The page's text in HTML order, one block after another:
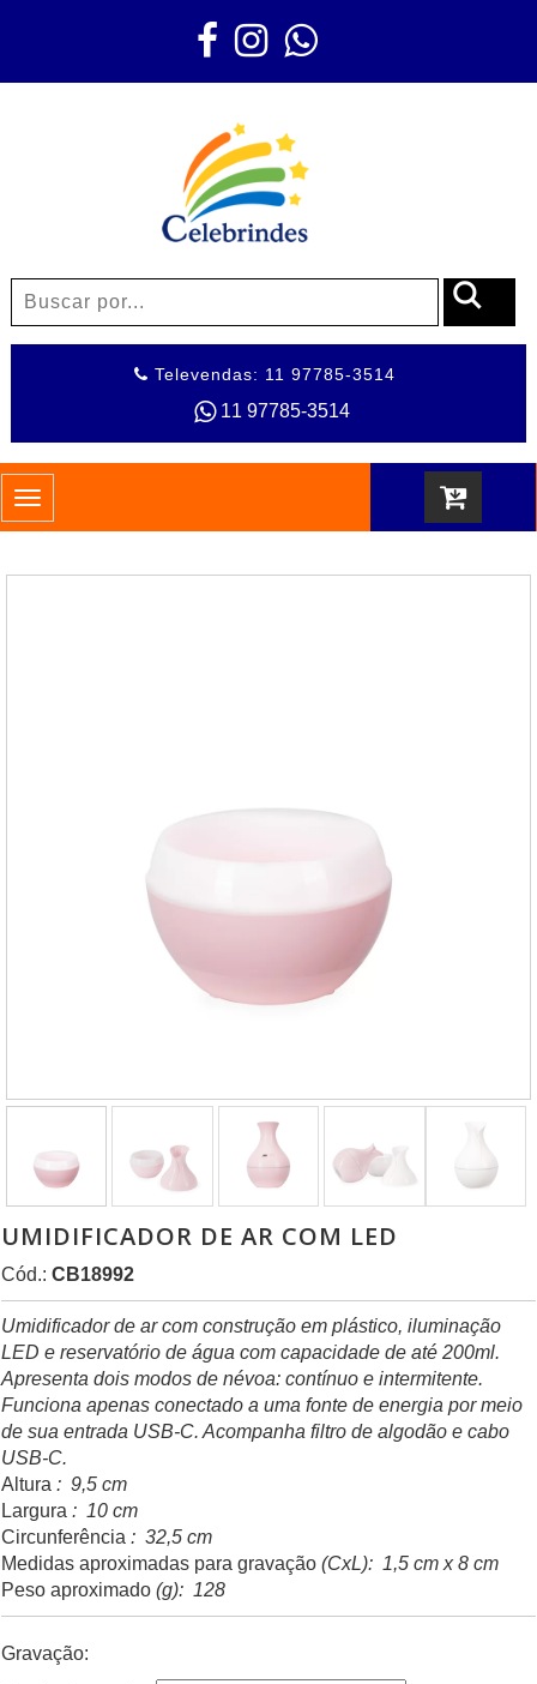
Televendas: 11 97785-3514
11 97785-3514
Toggle
navigation
UMIDIFICADOR DE AR COM LED
Cód.: CB18992
Umidificador de ar com construção em plástico, iluminação
LED e reservatório de água com capacidade de até 200ml.
Apresenta dois modos de névoa: contínuo e intermitente.
Funciona apenas conectado a uma fonte de energia por meio
de sua entrada USB-C. Acompanha filtro de algodão e cabo
USB-C.
Altura : 9,5 cm
Largura : 10 cm
Circunferência : 32,5 cm
Medidas aproximadas para gravação (CxL): 1,5 cm x 8 cm
Peso aproximado (g): 128
Gravação: